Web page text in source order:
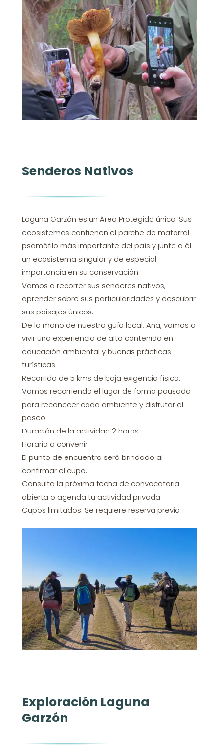
Senderos Nativos
Laguna Garzón es un Área Protegida única. Sus
ecosistemas contienen el parche de matorral
psamófilo más importante del país y junto a él
un ecosistema singular y de especial
importancia en su conservación.
Vamos a recorrer sus senderos nativos,
aprender sobre sus particularidades y descubrir
sus paisajes únicos.
De la mano de nuestra guía local, Ana, vamos a
vivir una experiencia de alto contenido en
educación ambiental y buenas prácticas
turísticas.
Recorrido de 5 kms de baja exigencia física.
Vamos recorriendo el lugar de forma pausada
para reconocer cada ambiente y disfrutar el
paseo.
Duración de la actividad 2 horas.
Horario a convenir.
El punto de encuentro será brindado al
confirmar el cupo.
Consulta la próxima fecha de convocatoria
abierta o agenda tu actividad privada.
Cupos limitados. Se requiere reserva previa
Exploración Laguna
Garzón